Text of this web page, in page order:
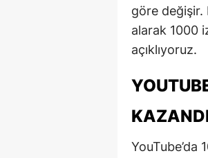
göre değişir.
alarak 1000
açıklıyoruz.